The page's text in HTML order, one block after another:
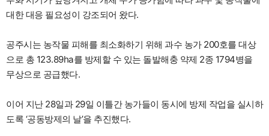
대한 대응 필요성이 강조되어 왔다.
공주시는 농작물 피해를 최소화하기 위해 과수 농가 200호를 대상
으로 총 123.89ha를 방제할 수 있는 돌발해충 약제 2종 1794병을
무상으로 공급했다.
이어 지난 28일과 29일 이틀간 농가들이 동시에 방제 작업을 실시하
도록 ‘공동방제의 날’을 추진했다.